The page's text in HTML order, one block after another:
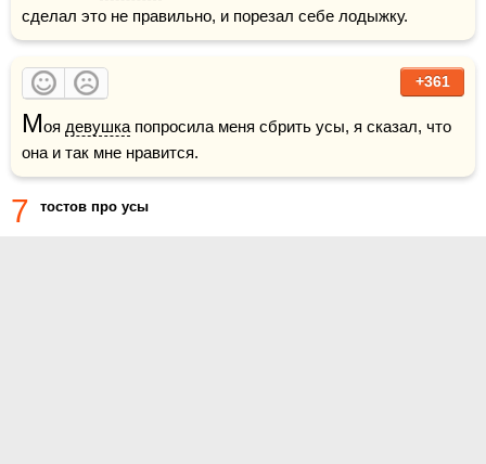
сделал это не правильно, и порезал себе лодыжку.
+361
Моя девушка попросила меня сбрить усы, я сказал, что
она и так мне нравится.
7 тостов про усы